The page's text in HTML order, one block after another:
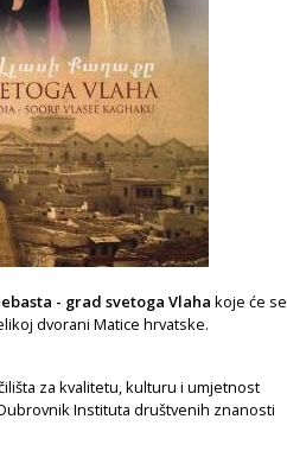
- grad svetoga Vlaha koje će se
dvorani Matice hrvatske.
za kvalitetu, kulturu i umjetnost
Instituta društvenih znanosti